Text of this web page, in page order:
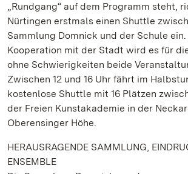
„Rundgang“ auf dem Programm steht,
Nürtingen erstmals einen Shuttle
Sammlung Domnick und der Schule
Kooperation mit der Stadt wird es für
ohne Schwierigkeiten beide
Zwischen 12 und 16 Uhr fährt im
kostenlose Shuttle mit 16 Plätzen
der Freien Kunstakademie in der
Oberensinger Höhe.
HERAUSRAGENDE SAMMLUNG,
ENSEMBLE